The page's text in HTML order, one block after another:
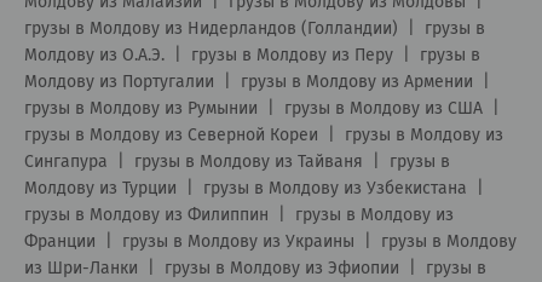
грузы в Молдову из Нидерландов (Голландии)
грузы в
Молдову из О.А.Э.
грузы в Молдову из Перу
грузы в
Молдову из Португалии
грузы в Молдову из Армении
грузы в Молдову из Румынии
грузы в Молдову из США
грузы в Молдову из Северной Кореи
грузы в Молдову из
Сингапура
грузы в Молдову из Тайваня
грузы в
Молдову из Турции
грузы в Молдову из Узбекистана
грузы в Молдову из Филиппин
грузы в Молдову из
Франции
грузы в Молдову из Украины
грузы в Молдову
из Шри-Ланки
грузы в Молдову из Эфиопии
грузы в